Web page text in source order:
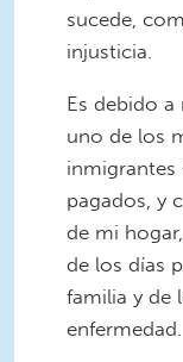
sucede,
injusticia.
Es debido
uno de los
inmigrantes
pagados, y
de mi
de los días
familia y de
enfermedad.